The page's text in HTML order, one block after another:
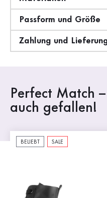
Passform und Größe
Zahlung und
Perfect Match
auch gefallen!
BELIEBT SALE